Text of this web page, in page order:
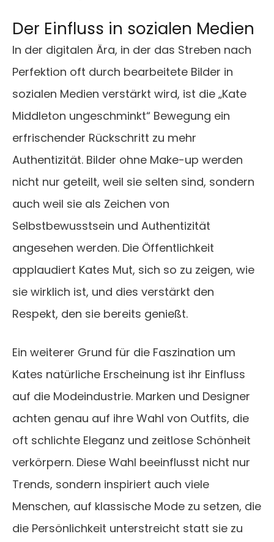
Der Einfluss in sozialen Medien
In der digitalen Ära, in der das Streben nach
Perfektion oft durch bearbeitete Bilder in
sozialen Medien verstärkt wird, ist die „Kate
Middleton ungeschminkt“ Bewegung ein
erfrischender Rückschritt zu mehr
Authentizität. Bilder ohne Make-up werden
nicht nur geteilt, weil sie selten sind, sondern
auch weil sie als Zeichen von
Selbstbewusstsein und Authentizität
angesehen werden. Die Öffentlichkeit
applaudiert Kates Mut, sich so zu zeigen, wie
sie wirklich ist, und dies verstärkt den
Respekt, den sie bereits genießt.
Ein weiterer Grund für die Faszination um
Kates natürliche Erscheinung ist ihr Einfluss
auf die Modeindustrie. Marken und Designer
achten genau auf ihre Wahl von Outfits, die
oft schlichte Eleganz und zeitlose Schönheit
verkörpern. Diese Wahl beeinflusst nicht nur
Trends, sondern inspiriert auch viele
Menschen, auf klassische Mode zu setzen, die
die Persönlichkeit unterstreicht statt sie zu